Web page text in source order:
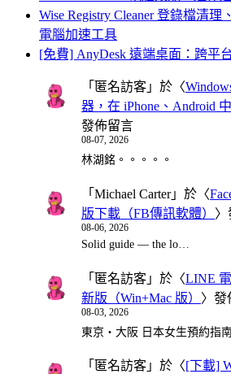
Wise Registry Cleaner 登錄檔清理
電腦加速工具
[免費] AnyDesk 遠端桌面：跨平
「 匿名訪客 」於〈
器，在 iPhone、Android
發佈留言
08-07, 2026
林湖銘。。。。。
「 Michael Carter」於〈
版下載（FB傳訊軟體） 〉
08-06, 2026
Solid guide — the lo…
「 匿名訪客 」於〈LINE
新版（Win+Mac 版） 〉發
08-03, 2026
東京・大阪 日本女生預約指
「 匿名訪客 」於〈[下載]